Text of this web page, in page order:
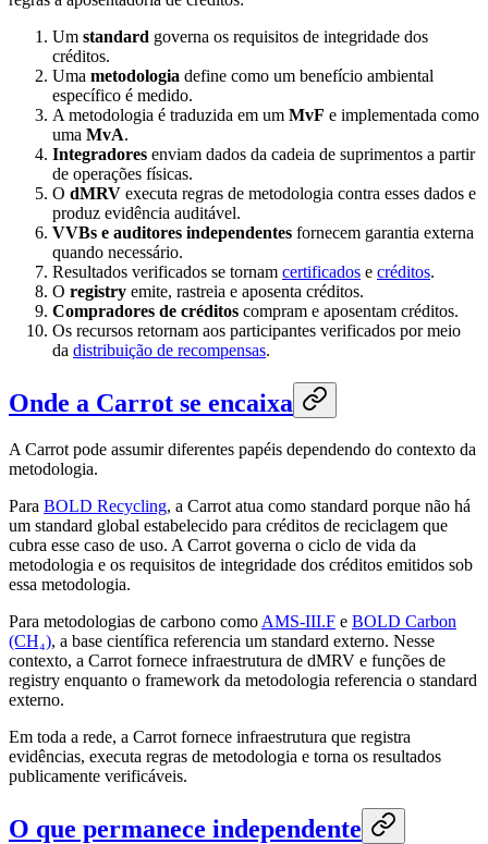
Um standard governa os requisitos de integridade dos
créditos.
Uma metodologia define como um benefício ambiental
específico é medido.
A metodologia é traduzida em um MvF e implementada como
uma MvA.
Integradores enviam dados da cadeia de suprimentos a partir
de operações físicas.
O dMRV executa regras de metodologia contra esses dados e
produz evidência auditável.
VVBs e auditores independentes fornecem garantia externa
quando necessário.
Resultados verificados se tornam certificados e créditos.
O registry emite, rastreia e aposenta créditos.
Compradores de créditos compram e aposentam créditos.
Os recursos retornam aos participantes verificados por meio
da distribuição de recompensas.
Onde a Carrot se encaixa
A Carrot pode assumir diferentes papéis dependendo do contexto da
metodologia.
Para BOLD Recycling, a Carrot atua como standard porque não há
um standard global estabelecido para créditos de reciclagem que
cubra esse caso de uso. A Carrot governa o ciclo de vida da
metodologia e os requisitos de integridade dos créditos emitidos sob
essa metodologia.
Para metodologias de carbono como AMS-III.F e BOLD Carbon
(CH₄), a base científica referencia um standard externo. Nesse
contexto, a Carrot fornece infraestrutura de dMRV e funções de
registry enquanto o framework da metodologia referencia o standard
externo.
Em toda a rede, a Carrot fornece infraestrutura que registra
evidências, executa regras de metodologia e torna os resultados
publicamente verificáveis.
O que permanece independente